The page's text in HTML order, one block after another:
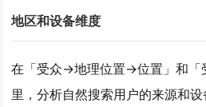
地区和设备维度
在 「受众→地理位置→位置」和
里，分析自然搜索用户的来源和